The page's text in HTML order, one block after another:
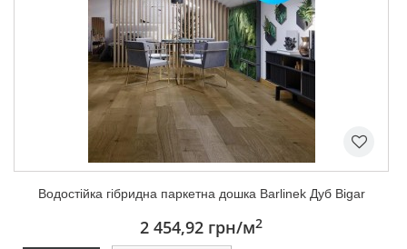
Водостійка гібридна паркетна дошка Barlinek Дуб Bigar
2 454,92 грн/м2